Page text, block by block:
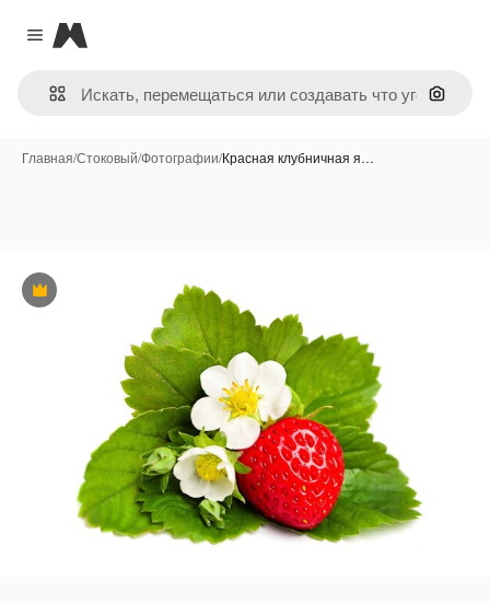
Close menu
Magnific
Поиск
Главная/Стоковый/Фотографии/Красная клубничная я…
Премиум